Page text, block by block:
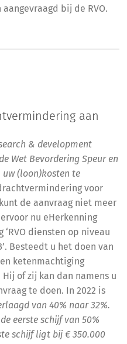
bij de RVO.
aan
& development
Wet Bevordering Speur en
uw (loon)kosten te
voor
de aanvraag niet meer
nu eHerkenning
diensten op niveau
Besteedt u het doen van
ketenmachtiging
of zij kan dan namens u
te doen. In 2022 is
van 40% naar 32%.
eerste schijf van 50%
schijf ligt bij € 350.000